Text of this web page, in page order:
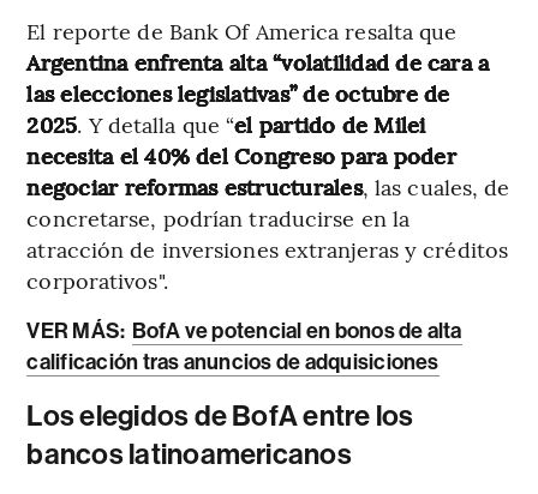
El reporte de Bank Of America resalta que
Argentina enfrenta alta “volatilidad de cara a
las elecciones legislativas” de octubre de
2025. Y detalla que “el partido de Milei
necesita el 40% del Congreso para poder
negociar reformas estructurales, las cuales, de
concretarse, podrían traducirse en la
atracción de inversiones extranjeras y créditos
corporativos".
VER MÁS: BofA ve potencial en bonos de alta
calificación tras anuncios de adquisiciones
Los elegidos de BofA entre los
bancos latinoamericanos